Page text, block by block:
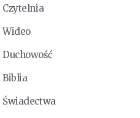
Czytelnia
Wideo
Duchowość
Biblia
Świadectwa